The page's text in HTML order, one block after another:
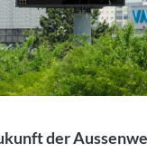
der